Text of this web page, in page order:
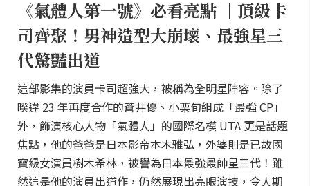
《氣體人第一號》必看亮點 ｜頂級卡
司齊聚！男神造型大崩壞、最強星三
代驚豔出道
這部影集的演員卡司超強大，被稱為全明星陣容。除了
暌違 23 年再度合作的蒼井優、小栗旬組成「最強 CP」
外，飾演核心人物「氣體人」的國際名模 UTA 更是話題
焦點，他的爸爸是日本影帝本木雅弘，外婆則是已故國
寶級女演員樹木希林，被譽為日本最強最帥星三代！雖
然這是他的演員出道作，仍然展現出亮眼演技，令人期